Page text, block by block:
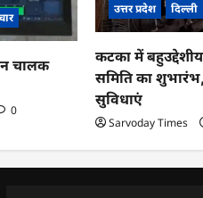
चालक
0
उत्तर प्रदेश दिल्ली
कटका में बहुउद्देशीय
समिति का
सुविधाएं
Sarvoday Times